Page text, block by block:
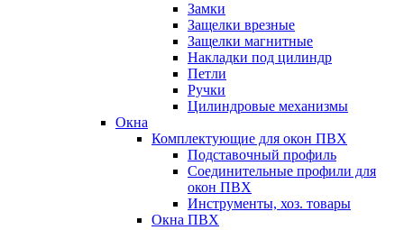
Замки
Защелки врезные
Защелки магнитные
Накладки под цилиндр
Петли
Ручки
Цилиндровые механизмы
Окна
Комплектующие для окон ПВХ
Подставочный профиль
Соединительные профили для
окон ПВХ
Инструменты, хоз. товары
Окна ПВХ